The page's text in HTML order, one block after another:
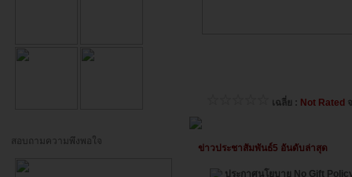
สอบถามความพึงพอใจ
เฉลี่ย : Not Rated
ข่าวประชาสัมพันธ์5 อันดับล่าสุด
ประกาศนโยบาย No Gift